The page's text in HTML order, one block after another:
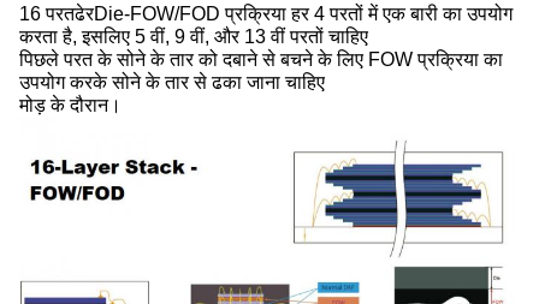
16 परतढेरDie-FOW/FOD प्रक्रिया हर 4 परतों में एक बारी का उपयोग
करता है, इसलिए 5 वीं, 9 वीं, और 13 वीं परतों चाहिए
पिछले परत के सोने के तार को दबाने से बचने के लिए FOW प्रक्रिया का
उपयोग करके सोने के तार से ढका जाना चाहिए
मोड़ के दौरान।